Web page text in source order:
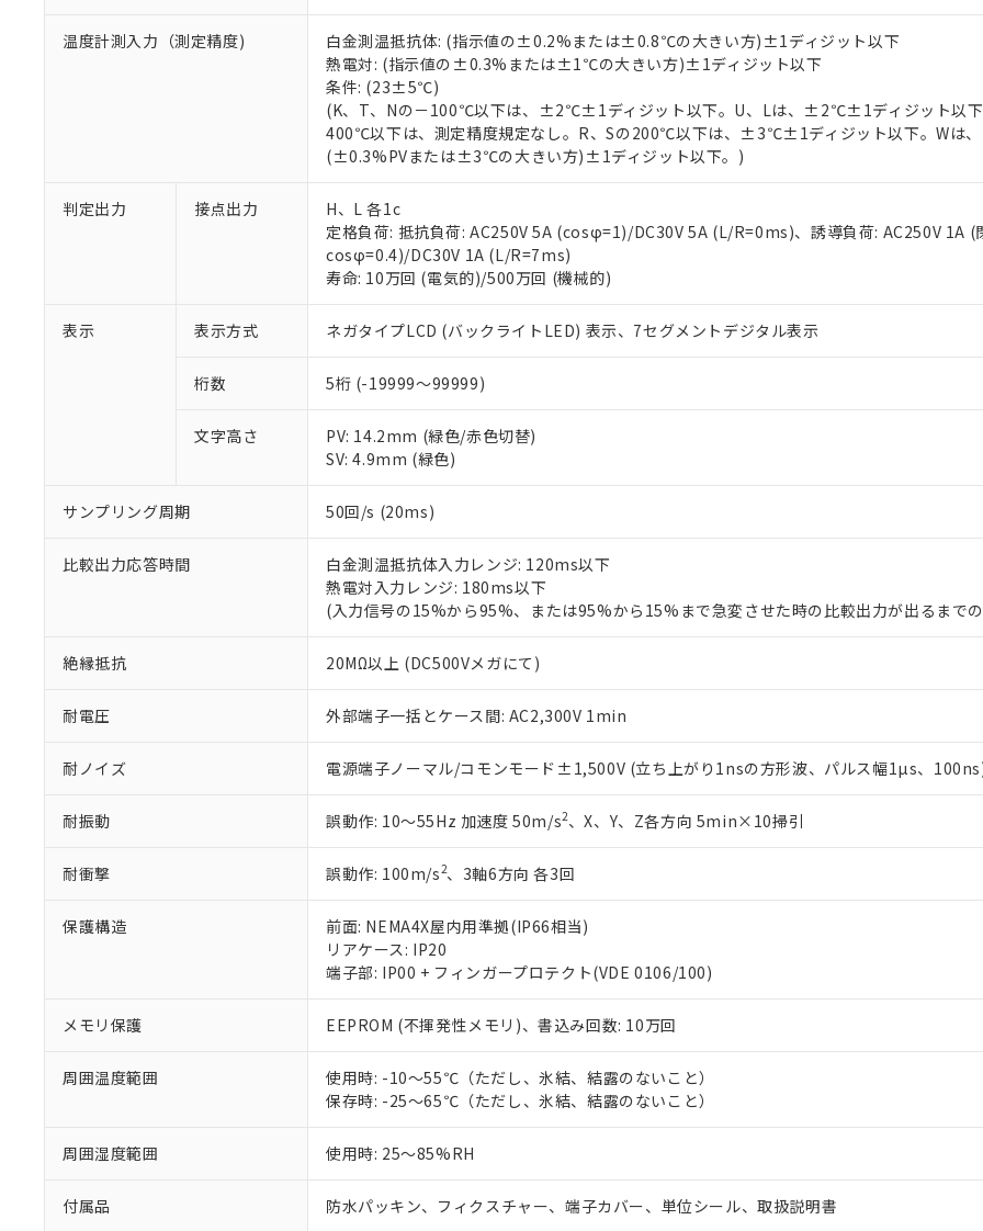
温度計測入力（測定精度)
白金測温抵抗体: (指示値の±0.2%または±0.8℃の大きい方)±1ディジット以下
熱電対: (指示値の±0.3%または±1℃の大きい方)±1ディジット以下
条件: (23±5℃)
(K、T、Nの－100℃以下は、±2℃±1ディジット以下。U、Lは、±2℃±1ディジット以
400℃以下は、測定精度規定なし。R、Sの200℃以下は、±3℃±1ディジット以下。Wは、
(±0.3%PVまたは±3℃の大きい方)±1ディジット以下。)
判定出力 接点出力
H、L 各1c
定格負荷: 抵抗負荷: AC250V 5A (cosφ=1)/DC30V 5A (L/R=0ms)、誘導負荷: AC250V 1A (
cosφ=0.4)/DC30V 1A (L/R=7ms)
寿命: 10万回 (電気的)/500万回 (機械的)
表示 表示方式 ネガタイプLCD (バックライトLED) 表示、7セグメントデジタル表示
桁数 5桁 (-19999～99999)
文字高さ
PV: 14.2mm (緑色/赤色切替)
SV: 4.9mm (緑色)
サンプリング周期 50回/s (20ms)
比較出力応答時間
白金測温抵抗体入力レンジ: 120ms以下
熱電対入力レンジ: 180ms以下
(入力信号の15%から95%、または95%から15%まで急変させた時の比較出力が出るまで
絶縁抵抗 20MΩ以上 (DC500Vメガにて)
耐電圧 外部端子一括とケース間: AC2,300V 1min
耐ノイズ 電源端子ノーマル/コモンモード±1,500V (立ち上がり1nsの方形波、パルス幅1µs、
耐振動 誤動作: 10～55Hz 加速度 50m/s2、X、Y、Z各方向 5min×10掃引
耐衝撃 誤動作: 100m/s2、3軸6方向 各3回
保護構造
前面: NEMA4X屋内用準拠(IP66相当)
リアケース: IP20
端子部: IP00 + フィンガープロテクト(VDE 0106/100)
メモリ保護 EEPROM (不揮発性メモリ)、書込み回数: 10万回
周囲温度範囲
使用時: -10～55℃（ただし、氷結、結露のないこと）
保存時: -25～65℃（ただし、氷結、結露のないこと）
周囲湿度範囲 使用時: 25～85%RH
付属品 防水パッキン、フィクスチャー、端子カバー、単位シール、取扱説明書
ご利用条件
以下の条件をお読みいただき、同意のうえご利用ください。
本サービスは、当社制御機器事業取扱商品の当社在庫状況および標準価格(税抜)を
くものです。
当社制御機器事業取扱商品の中には、本サービスの対象外となる商品もあることを
在庫状況および標準価格照会結果は、記載している更新日時点での社内データに基
のであり、閲覧された時点での実際の在庫および標準価格とは異なる場合があるこ
正式な納期状況および標準価格はお客様のお取引先、またはお客様担当のオムロ
当社販売員にご相談ください。
在庫状況および標準価格結果を当社の事前の承諾なく第三者に漏洩または開示しな
す。
マイパーツ機能（部品リスト作成サービス）をご利用いただくには、I-Webメンバ
ている必要があります。
お客様が当ウェブサイト上で当社にご登録された部品リストについて、当社および
が、当社の製品・サービスに関するお客様との取引・商談に必要な範囲で利用す
※当社の共同利用者とは、"個人情報の共同利用に関して"
いる法人を指します。
※1 対応状況
対応済み：EU RoHS指令（10物質）の非含有に対応した製品が提供可能な商品です。
対応予定：EU RoHS指令（10物質）の非含有に対応した製品に切り替える予定のある
対応予定なし：EU RoHS指令（10物質）の非含有に非対応の商品で、対応品を出す予定
調査・確認中：EU RoHS指令（10物質）の非含有の対応状況を調査中または確認中の商
仕入先様の事情により、非含有部品としていたものが、含有品と判明した場合などやむ
があります。
*EU RoHS指令（10物質）：
鉛(Pb) 1000ppm以下、 水銀(Hg) 1000ppm以下、 カドミウム(Cd) 100ppm以下、
六価クロム(Cr(Ⅵ)) 1000ppm以下、ポリ臭化ビフェニル類(PBB) 1000ppm以下、ポリ臭化ジフェニルエーテル類
フタル酸ビス(2-エチルヘキシル) (DEHP)(別名：DOP) 1000ppm以下、フタル酸ブチルベンジル（BBP）
ル（DBP） 1000ppm以下、フタル酸ジイソブチル (DIBP) 1000ppm以下
フタル酸エステル類の４物質については閾値を超える意図的な使用がないことを確認しています。
※2 対応予定月
部品在庫の切り替え状況などにより、予定月が前後することがあります。
※3 非含有証明書ダウンロード
下記の非含有証明書をダウンロードすることができます。
EU RoHS指令（10物質）の非含有証明書
51物質の非含有証明書（当社基準）
また、RoHS指令のフタル酸エステル類４物質の対応では、対応完了までの期間は出
混在することから備考欄に対応日を記載しておりました。
既に当社にて対応品への在庫切替を完了していることから、特段のことがない限り、
り割愛しております。
※1 中国RoHS○×表
「○」：最大均質材料含有率が中国RoHSの基準値以下であることを示します。
「×」：最大均質材料含有率が中国RoHSの基準値を超えていることを示します。
「－」：未確認です。当社販売部門へお問い合わせください。
Cr(Ⅵ)(六価クロム) : 1000ppm、 PBBs(ポリ臭化ビフェニル類) : 1000ppm、 PBDEs(ポリ臭化ジフェニルエーテ
DBP(フタル酸ジブチル) : 1000ppm、 DIBP(フタル酸ジイソブチル) : 1000ppm、 BBP(フタル酸ブチルベンジル)
DEHP(フタル酸ビス(2-エチルヘキシル)) : 1000ppm
※2 環境保護使用期限
「10」：通常の使用状況下において有害物質が外部に漏えいし、環境に深刻な影響を及
味します。
「－」：未確認です。当社販売部門へお問い合わせください。
当社は、これら貴社製品のうち、外国為替および外国貿易法に定める商品（以下｢
う）を輸出または国外への提供する場合は、日本国政府の輸出許可(または役務取
などの必要な手続きをとります。
当社は規制貨物を破棄する場合は、完全に破砕するなど、違法に輸出されないよう
ます。
当社は貴社製品を、核兵器、ミサイル、化学兵器、生物兵器またはその他武器並び
置等に一切使用いたしません。
当社は、貴社製品を第三者に販売する場合は、上記1、2および3の内容を当該第三
たしません。
記
説明
一定数以上の在庫あり
一定数には満たないが在庫あり
在庫なし(最新の在庫状況については、お客様のお取引先、またはお客様担当
機器販売店・当社販売員にご確認ください)
白
受注生産機種、また在庫状況の情報を公開していない機種